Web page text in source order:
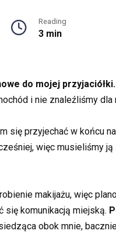
Reading
3 min
do mojej przyjaciółki.
i nie znaleźliśmy
się przyjechać w
więc musieliśmy
makijażu, więc
się komunikacją miejską.
obok mnie,